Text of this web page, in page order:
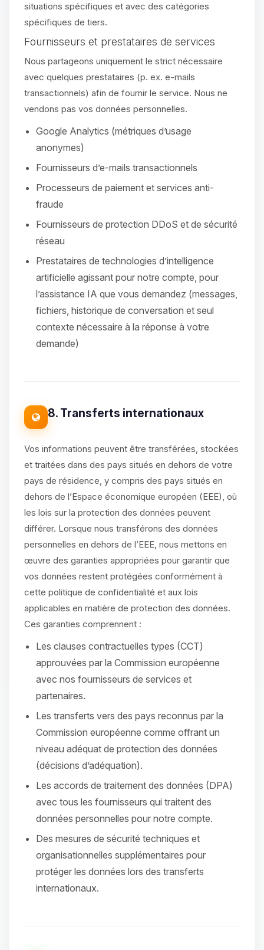
situations spécifiques et avec des catégories
spécifiques de tiers.
Fournisseurs et prestataires de services
Nous partageons uniquement le strict nécessaire
avec quelques prestataires (p. ex. e-mails
transactionnels) afin de fournir le service. Nous ne
vendons pas vos données personnelles.
Google Analytics (métriques d’usage
anonymes)
Fournisseurs d’e-mails transactionnels
Processeurs de paiement et services anti-
fraude
Fournisseurs de protection DDoS et de sécurité
réseau
Prestataires de technologies d’intelligence
artificielle agissant pour notre compte, pour
l’assistance IA que vous demandez (messages,
fichiers, historique de conversation et seul
contexte nécessaire à la réponse à votre
demande)
8. Transferts internationaux
Vos informations peuvent être transférées, stockées
et traitées dans des pays situés en dehors de votre
pays de résidence, y compris des pays situés en
dehors de l’Espace économique européen (EEE), où
les lois sur la protection des données peuvent
différer. Lorsque nous transférons des données
personnelles en dehors de l’EEE, nous mettons en
œuvre des garanties appropriées pour garantir que
vos données restent protégées conformément à
cette politique de confidentialité et aux lois
applicables en matière de protection des données.
Ces garanties comprennent :
Les clauses contractuelles types (CCT)
approuvées par la Commission européenne
avec nos fournisseurs de services et
partenaires.
Les transferts vers des pays reconnus par la
Commission européenne comme offrant un
niveau adéquat de protection des données
(décisions d’adéquation).
Les accords de traitement des données (DPA)
avec tous les fournisseurs qui traitent des
données personnelles pour notre compte.
Des mesures de sécurité techniques et
organisationnelles supplémentaires pour
protéger les données lors des transferts
internationaux.